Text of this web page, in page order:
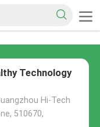
Technology
Hi-Tech
510670,